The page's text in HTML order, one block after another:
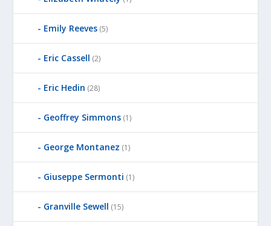
Emily Reeves (5)
Eric Cassell (2)
Eric Hedin (28)
Geoffrey Simmons (1)
George Montanez (1)
Giuseppe Sermonti (1)
Granville Sewell (15)